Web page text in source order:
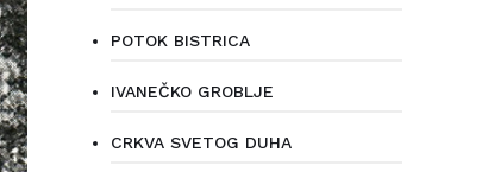
POTOK BISTRICA
IVANEČKO GROBLJE
CRKVA SVETOG DUHA